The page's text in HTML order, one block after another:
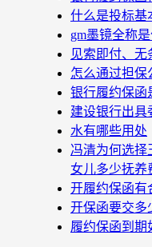
什么是投标基
gm墨镜全称
见索即付、无
怎么通过担保
银行履约保函
建设银行出具
水有哪些用处
冯清为何选择
女儿多少抚养
开履约保函有
开保函要交多
履约保函到期